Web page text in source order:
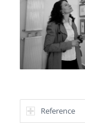
Reference